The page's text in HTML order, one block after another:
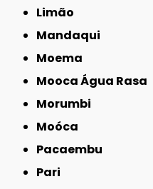
Limão
Mandaqui
Moema
Mooca Água Rasa
Morumbi
Moóca
Pacaembu
Pari